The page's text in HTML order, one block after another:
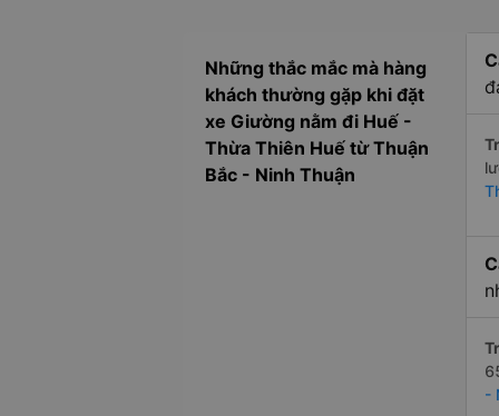
Những thắc mắc mà hàng
khách thường gặp khi đặt
xe Giường nằm đi Huế -
Thừa Thiên Huế từ Thuận
Bắc - Ninh Thuận
-